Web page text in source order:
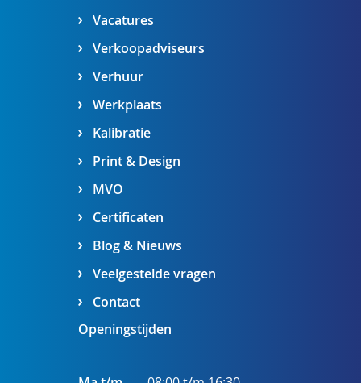
Vacatures
Verkoopadviseurs
Verhuur
Werkplaats
Kalibratie
Print & Design
MVO
Certificaten
Blog & Nieuws
Veelgestelde vragen
Contact
Openingstijden